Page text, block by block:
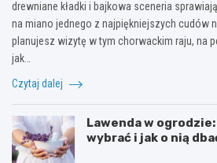
drewniane kładki i bajkowa sceneria
na miano jednego z najpiękniejszych cudów
planujesz wizytę w tym chorwackim raju, na
jak…
Czytaj dalej
Lawenda w
wybrać i jak o nią